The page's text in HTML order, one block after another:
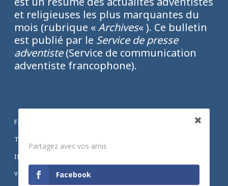
et religieuses les plus marquantes du
mois (rubrique «Archives« ). Ce bulletin
est publié par le Service de presse
adventiste(Service de communication
adventiste francophone).
FACEBOOK
TWITTER
INSTAGRAM
YOUTUBE
Partagez avec vos amis
Facebook